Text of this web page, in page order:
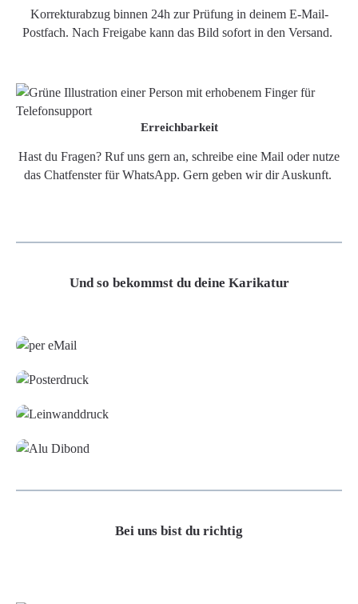
Korrekturabzug binnen 24h zur Prüfung in deinem E-Mail-
Postfach. Nach Freigabe kann das Bild sofort in den Versand.
Erreichbarkeit
Hast du Fragen? Ruf uns gern an, schreibe eine Mail oder nutze
das Chatfenster für WhatsApp. Gern geben wir dir Auskunft.
Und so bekommst du deine Karikatur
Bei uns bist du richtig